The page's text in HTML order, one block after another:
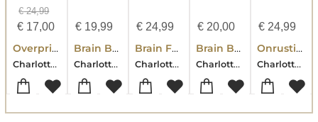
€24,99
€17,00
Overprikkeld brein
Charlotte Labee
€19,99
Brain Balance Notes
Charlotte Labee
€ 24,99
Brain Food Smoothies
Charlotte Labee
€ 20,00
Brain Balance
Charlotte Labee
€ 24,99
Onrustige darmen, overprikkeld brein
Charlotte Labee